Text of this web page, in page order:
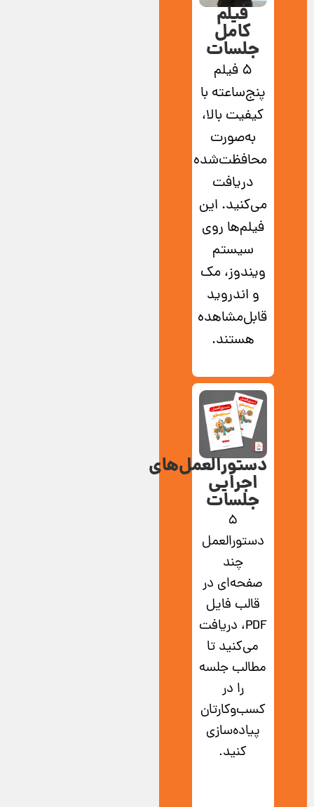
فیلم
کامل
جلسات
5 فیلم
پنج‌ساعته با
کیفیت بالا،
به‌صورت
محافظت‌شده
دریافت
می‌کنید. این
فیلم‌ها روی
سیستم
ویندوز، مک
و اندروید
قابل‌مشاهده
هستند.
دستورالعمل‌های
اجرایی
جلسات
5
دستورالعمل
چند
صفحه‌ای در
قالب فایل
PDF، دریافت
می‌کنید تا
مطالب جلسه
را در
کسب‌وکارتان
پیاده‌سازی
کنید.